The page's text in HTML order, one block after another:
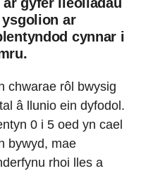
ar
cynnar i
chwarae rôl bwysig
â llunio ein dyfodol.
0 i 5 oed yn cael
bywyd, mae
rhoi lles a